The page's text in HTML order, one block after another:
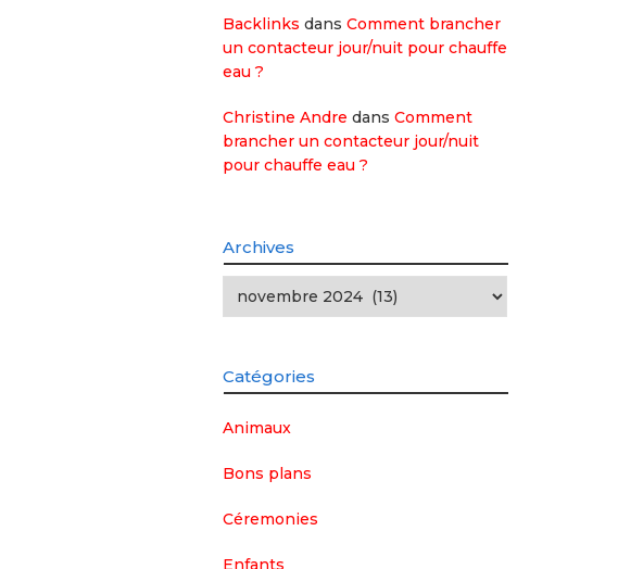
Backlinks dans Comment brancher
un contacteur jour/nuit pour chauffe
eau ?
Christine Andre dans Comment
brancher un contacteur jour/nuit
pour chauffe eau ?
Archives
Archives
Catégories
Animaux
Bons plans
Céremonies
Enfants